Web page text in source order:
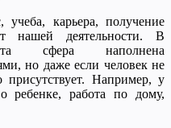
учеба, карьера, получение
нашей деятельности. В
сфера наполнена
но даже если человек не
присутствует. Например, у
ребенке, работа по дому,